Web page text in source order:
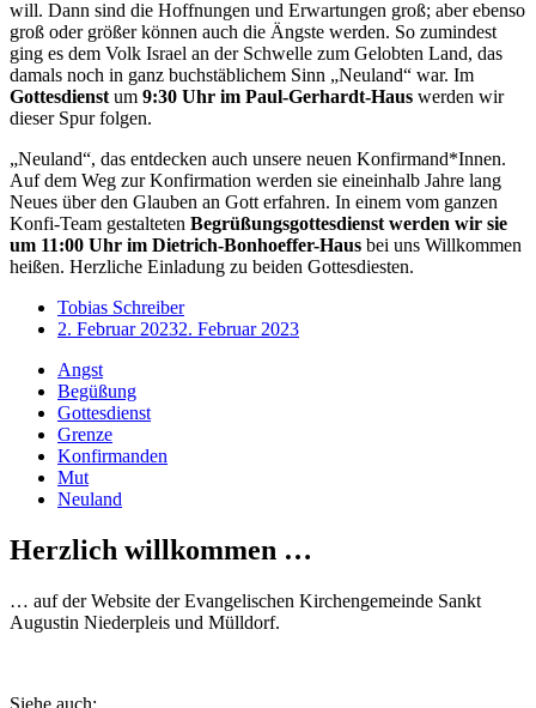
will. Dann sind die Hoffnungen und Erwartungen groß; aber ebenso
groß oder größer können auch die Ängste werden. So zumindest
ging es dem Volk Israel an der Schwelle zum Gelobten Land, das
damals noch in ganz buchstäblichem Sinn „Neuland“ war. Im
Gottesdienst um 9:30 Uhr im Paul-Gerhardt-Haus werden wir
dieser Spur folgen.
„Neuland“, das entdecken auch unsere neuen Konfirmand*Innen.
Auf dem Weg zur Konfirmation werden sie eineinhalb Jahre lang
Neues über den Glauben an Gott erfahren. In einem vom ganzen
Konfi-Team gestalteten Begrüßungsgottesdienst werden wir sie
um 11:00 Uhr im Dietrich-Bonhoeffer-Haus bei uns Willkommen
heißen. Herzliche Einladung zu beiden Gottesdiesten.
Tobias Schreiber
2. Februar 20232. Februar 2023
Angst
Begüßung
Gottesdienst
Grenze
Konfirmanden
Mut
Neuland
Herzlich willkommen …
… auf der Website der Evangelischen Kirchengemeinde Sankt
Augustin Niederpleis und Mülldorf.
Siehe auch: